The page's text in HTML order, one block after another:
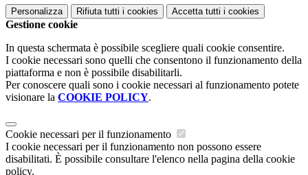
Personalizza Rifiuta tutti i cookies Accetta tutti i cookies
Gestione cookie
In questa schermata è possibile scegliere quali cookie consentire.
I cookie necessari sono quelli che consentono il funzionamento della
piattaforma e non è possibile disabilitarli.
Per conoscere quali sono i cookie necessari al funzionamento potete
visionare la COOKIE POLICY.
Cookie necessari per il funzionamento
I cookie necessari per il funzionamento non possono essere
disabilitati. È possibile consultare l'elenco nella pagina della cookie
policy.